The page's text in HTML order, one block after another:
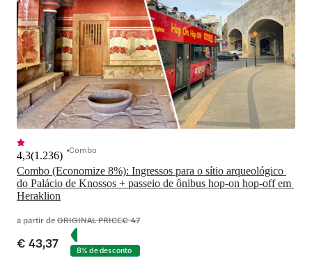
Combo (Economize 8%): Ingressos para o sítio arqueológico
do Palácio de Knossos + passeio de ônibus hop-on hop-off em
Heraklion
4,3(1.236) Combo
a partir deORIGINAL PRICE€ 47
€ 43,37 8% de desconto